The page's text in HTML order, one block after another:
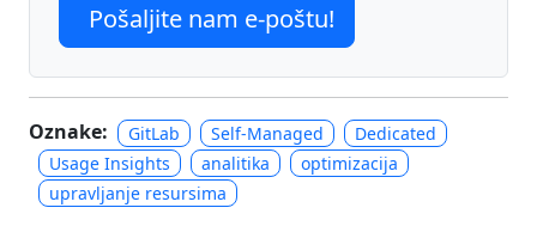
Pošaljite nam e-poštu!
Oznake: GitLab Self-Managed
Dedicated
Usage Insights
analitika
optimizacija
upravljanje resursima